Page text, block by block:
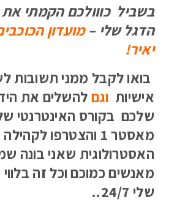
בשביל כווולכם הקמתי את
הדגל שלי –מועדון
יאיר!
בואו לקבל ממני תשובות
אישיות וגםלהשלים את
שלכם בקורס האינטרנטי
מאסטר 1 והצטרפו לקהילה
האסטרולוגית שאני בונה
מאנשים כמוכם וכל זה
שלי 24/7..